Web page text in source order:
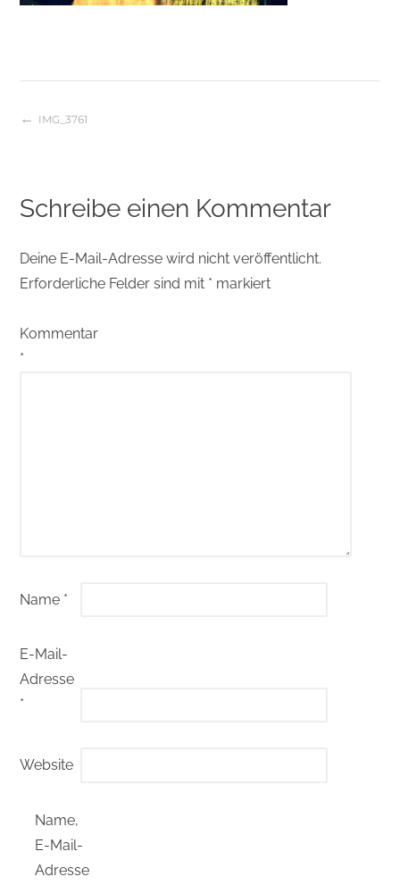
Beitragsnavigation
IMG_3761
Schreibe einen Kommentar
Deine E-Mail-Adresse wird nicht veröffentlicht.
Erforderliche Felder sind mit * markiert
Kommentar
*
Name *
E-Mail-
Adresse
*
Website
Name,
E-Mail-
Adresse